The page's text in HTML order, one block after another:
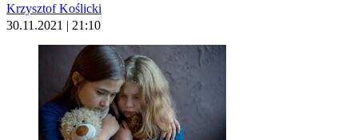
Krzysztof Koślicki
30.11.2021 | 21:10